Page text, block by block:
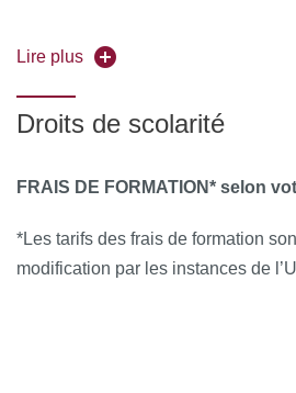
et déposer obligatoirement tous les
justificatifs,
de validité (carte nationale
formation souhaitée
Lire plus
Droits de scolarité
FRAIS DE FORMATION* selon
*Les tarifs des frais de formation
modification par les instances de